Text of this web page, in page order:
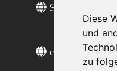
Diese
und
zu
Sitio web en
сайт на